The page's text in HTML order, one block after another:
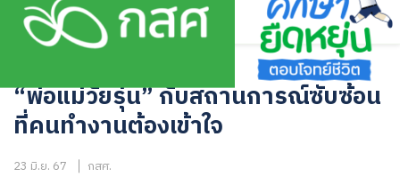
Skip
“พ่อแม่วัยรุ่น” กับสถานการณ์ซับซ้อน
ที่คนทำงานต้องเข้าใจ
23 มิ.ย. 67 กสศ.